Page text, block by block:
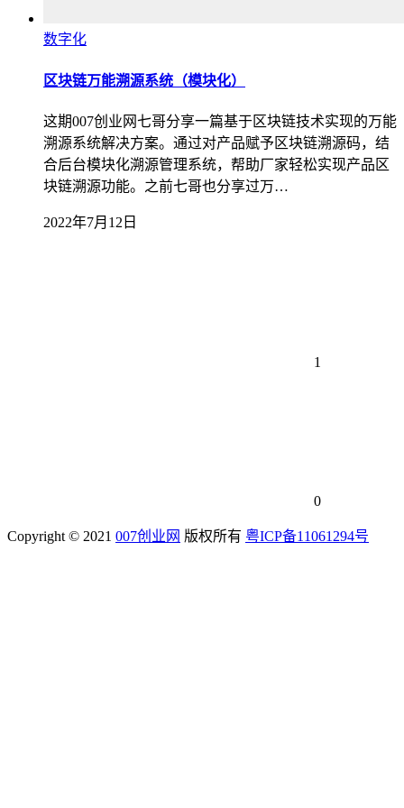
数字化
区块链万能溯源系统（模块化）
这期007创业网七哥分享一篇基于区块链技术实现的万能
溯源系统解决方案。通过对产品赋予区块链溯源码，结
合后台模块化溯源管理系统，帮助厂家轻松实现产品区
块链溯源功能。之前七哥也分享过万…
2022年7月12日
1
0
Copyright © 2021 007创业网 版权所有 粤ICP备11061294号